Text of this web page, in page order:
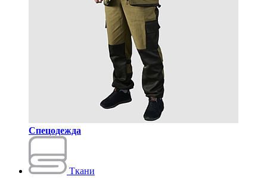
Спецодежда
Ткани